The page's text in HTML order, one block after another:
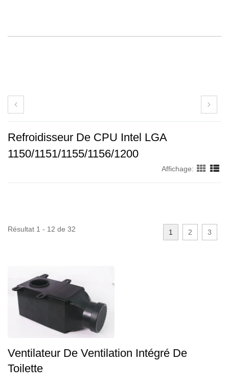
Refroidisseur De CPU Intel LGA
1150/1151/1155/1156/1200
Affichage:
Résultat 1 - 12 de 32 1 2 3
Ventilateur De Ventilation Intégré De
Toilette